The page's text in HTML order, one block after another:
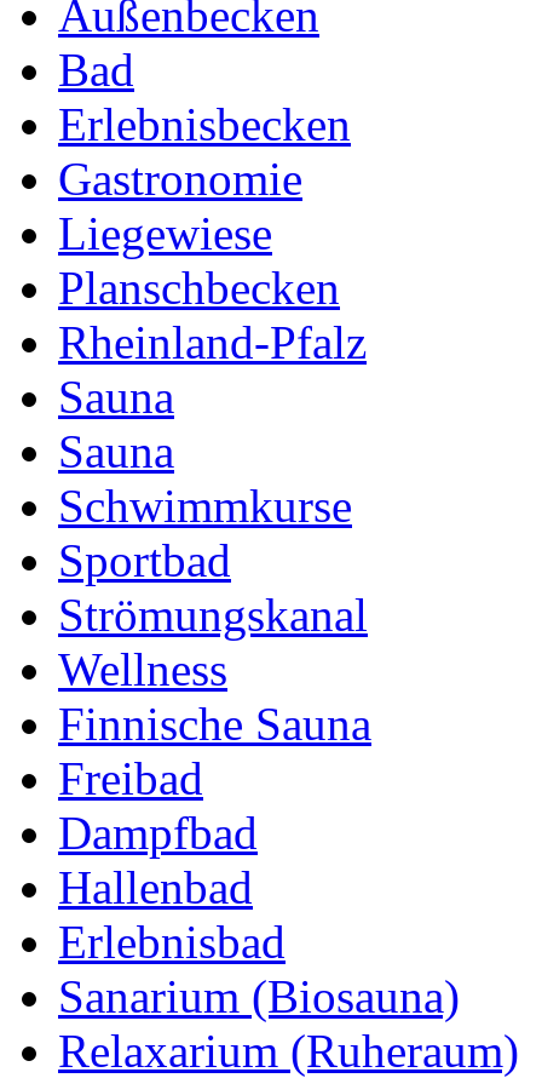
Außenbecken
Bad
Erlebnisbecken
Gastronomie
Liegewiese
Planschbecken
Rheinland-Pfalz
Sauna
Sauna
Schwimmkurse
Sportbad
Strömungskanal
Wellness
Finnische Sauna
Freibad
Dampfbad
Hallenbad
Erlebnisbad
Sanarium (Biosauna)
Relaxarium (Ruheraum)